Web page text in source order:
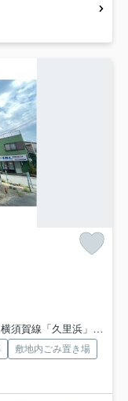
横須賀線「久里浜」駅 徒歩9分
敷地内ごみ置き場